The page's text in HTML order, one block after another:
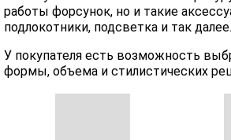
работы форсунок, но и такие
подлокотники, подсветка и так далее.
У покупателя есть возможность
формы, объема и стилистических